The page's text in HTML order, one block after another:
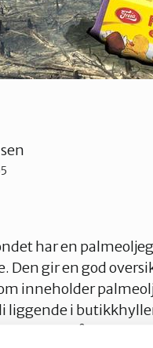
har en
Den gir en god
inneholder
liggende i
I guiden går det bl. a.